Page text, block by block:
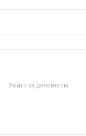
Увійти за допомогою